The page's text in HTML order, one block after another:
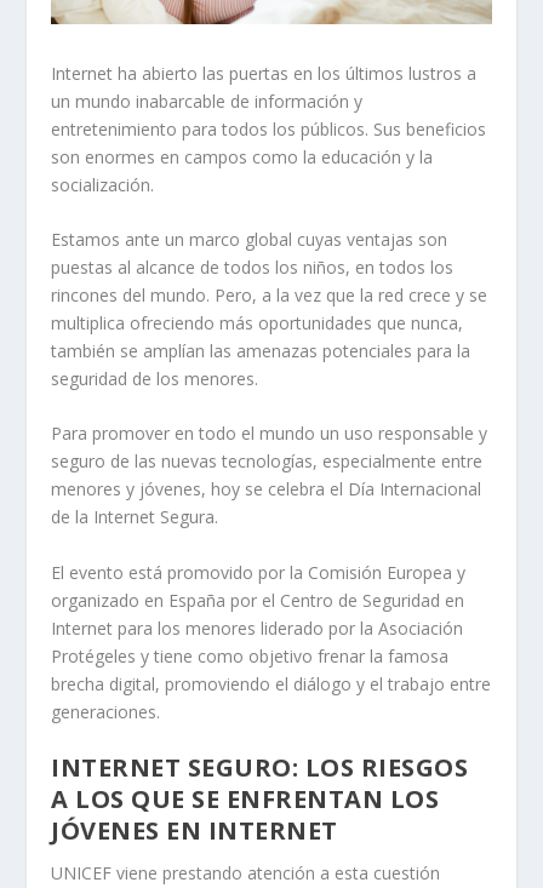
Internet ha abierto las puertas en los últimos lustros a
un mundo inabarcable de información y
entretenimiento para todos los públicos. Sus beneficios
son enormes en campos como la educación y la
socialización.
Estamos ante un marco global cuyas ventajas son
puestas al alcance de todos los niños, en todos los
rincones del mundo. Pero, a la vez que la red crece y se
multiplica ofreciendo más oportunidades que nunca,
también se amplían las amenazas potenciales para la
seguridad de los menores.
Para promover en todo el mundo un uso responsable y
seguro de las nuevas tecnologías, especialmente entre
menores y jóvenes, hoy se celebra el Día Internacional
de la Internet Segura.
El evento está promovido por la Comisión Europea y
organizado en España por el Centro de Seguridad en
Internet para los menores liderado por la Asociación
Protégeles y tiene como objetivo frenar la famosa
brecha digital, promoviendo el diálogo y el trabajo entre
generaciones.
INTERNET SEGURO: LOS RIESGOS
A LOS QUE SE ENFRENTAN LOS
JÓVENES EN INTERNET
UNICEF viene prestando atención a esta cuestión